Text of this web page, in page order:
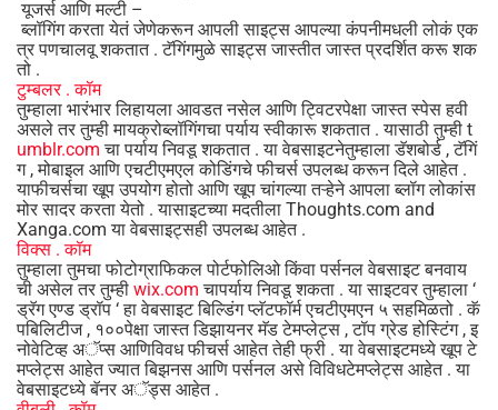
यूजर्स आणि मल्टी –
ब्लॉगिंग करता येतं जेणेकरून आपली साइट्स आपल्या कंपनीमधली लोकं एक
त्र पणचालवू शकतात . टॅगिंगमुळे साइट्स जास्तीत जास्त प्रदर्शित करू शक
तो .
टुम्बलर . कॉम
तुम्हाला भारंभार लिहायला आवडत नसेल आणि ट्विटरपेक्षा जास्त स्पेस हवी
असले तर तुम्ही मायक्रोब्लॉगिंगचा पर्याय स्वीकारू शकतात . यासाठी तुम्ही t
umblr.com चा पर्याय निवडू शकतात . या वेबसाइटनेतुम्हाला डॅशबोर्ड , टॅगिं
ग , मोबाइल आणि एचटीएमएल कोडिंगचे फीचर्स उपलब्ध करून दिले आहेत .
याफीचर्सचा खूप उपयोग होतो आणि खूप चांगल्या तऱ्हेने आपला ब्लॉग लोकांस
मोर सादर करता येतो . यासाइटच्या मदतीला Thoughts.com and
Xanga.com या वेबसाइट्सही उपलब्ध आहेत .
विक्स .कॉम
तुम्हाला तुमचा फोटोग्राफिकल पोर्टफोलिओ किंवा पर्सनल वेबसाइट बनवाय
ची असेल तर तुम्ही wix.com चापर्याय निवडू शकता . या साइटवर तुम्हाला ‘
ड्रॅग एण्ड ड्रॉप ‘ हा वेबसाइट बिल्डिंग प्लॅटफॉर्म एचटीएमएन ५ सहमिळतो . कॅ
पबिलिटीज , १००पेक्षा जास्त डिझायनर मॅड टेमप्लेट्स , टॉप ग्रेड होस्टिंग , इ
नोवेटिव्ह अॅप्स आणिविवध फीचर्स आहेत तेही फ्री . या वेबसाइटमध्ये खूप टे
मप्लेट्स आहेत ज्यात बिझनस आणि पर्सनल असे विविधटेमप्लेट्स आहेत . या
वेबसाइटध्ये बॅनर अॅड्स आहेत .